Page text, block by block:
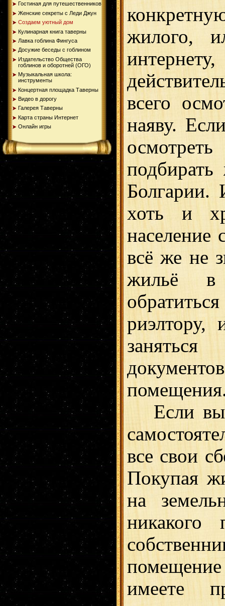
Гостиная для путешественников
Женские секреты с Леди Джун
Создаем уютный дом
Кулинарная книга таверны
Лавка гоблина Фингуса
Досужие беседы с гоблином
Издательство Общества
гоблинов и оборотней (ОГО)
Музыкальная школа:
инструменты
Концертная площадка Таверны
Видео в дорогу
Галерея Таверны
Карта страны Интернет
Онлайн игры
жилого,
всего
наяву.
Болгарии.
хоть и
население
всё же не
жильё в
риэлтору,
Если вы
все свои
Покупая
на
никакого
имеете